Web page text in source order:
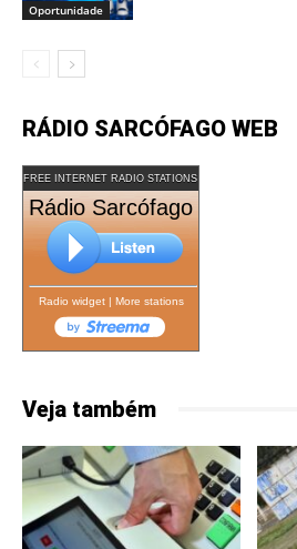
Oportunidade
RÁDIO SARCÓFAGO WEB
FREE INTERNET RADIO STATIONS
Rádio Sarcófago
Radio widget| More stations
Veja também